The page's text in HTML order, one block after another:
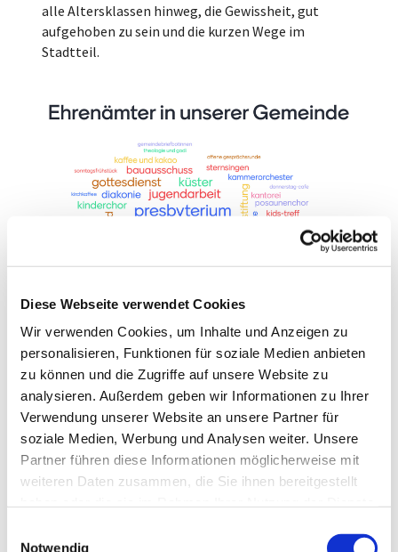
Diese Webseite verwendet Cookies
Wir verwenden Cookies, um Inhalte und Anzeigen zu
personalisieren, Funktionen für soziale Medien anbieten
zu können und die Zugriffe auf unsere Website zu
analysieren. Außerdem geben wir Informationen zu Ihrer
Verwendung unserer Website an unsere Partner für
soziale Medien, Werbung und Analysen weiter. Unsere
Partner führen diese Informationen möglicherweise mit
weiteren Daten zusammen, die Sie ihnen bereitgestellt
Notwendig
alle Altersklassen hinweg, die Gewissheit, gut
aufgehoben zu sein und die kurzen Wege im
Stadtteil.
Neben den hauptamtlich Beschäftigten sorgen
zahlreiche ehrenamtlich Engagierte dafür, dass
„der Laden läuft“. Ab und zu müssen sich leider auch
die Freiwilligen aus dem Ehrenamt verabschieden,
und das manchmal unfreiwillig. Sei es aus
Altersgründen, aufgrund gesundheitlicher
Einschränkungen, beruflicher Anforderungen oder
weil die Familie verstärkte Unterstützung benötigt.